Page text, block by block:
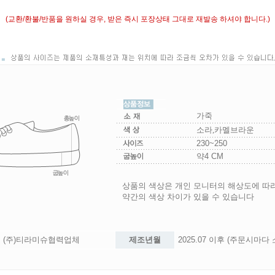
(교환/환불/반품을 원하실 경우, 받은 즉시 포장상태 그대로 재발송 하셔야 합니다.)
가죽
소라,카멜브라운
230~250
약4 CM
상품의 색상은 개인 모니터의 해상도에 따
약간의 색상 차이가 있을 수 있습니다
(주)티라미슈협력업체 제조년월 2025.07 이후 (주문시마다